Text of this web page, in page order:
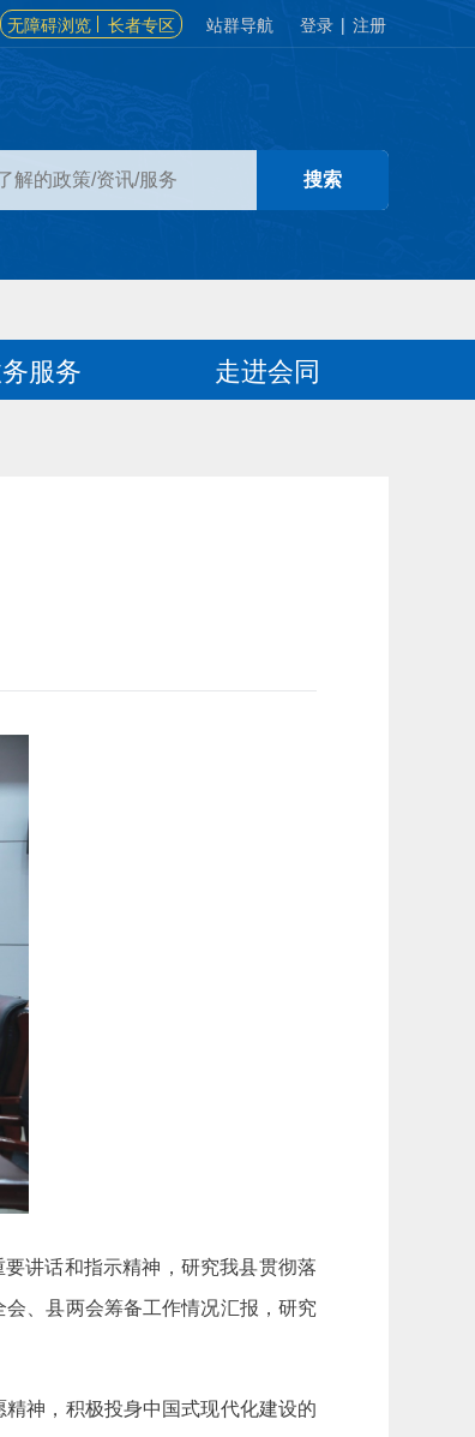
无障碍浏览 长者专区 站群导航 登录 | 注册
服务 走进会同
讲话和指示精神，研究我县贯彻落
、县两会筹备工作情况汇报，研究
神，积极投身中国式现代化建设的